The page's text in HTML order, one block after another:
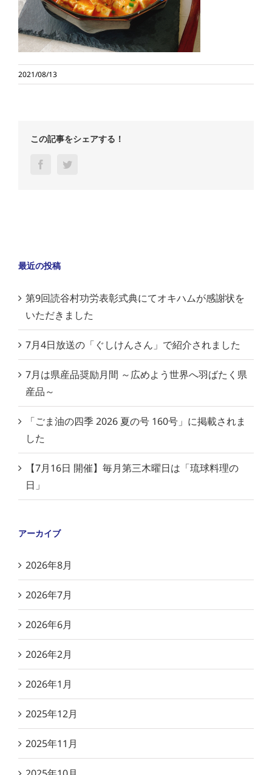
2021/08/13
この記事をシェアする！
Facebook
最近の投稿
第9回読谷村功労表彰式典にてオキハムが感謝状を
いただきました
7月4日放送の「ぐしけんさん」で紹介されました
7月は県産品奨励月間 ～広めよう世界へ羽ばたく県
産品～
「ごま油の四季 2026 夏の号 160号」に掲載されま
した
【7月16日 開催】毎月第三木曜日は「琉球料理の
日」
アーカイブ
2026年8月
2026年7月
2026年6月
2026年2月
2026年1月
2025年12月
2025年11月